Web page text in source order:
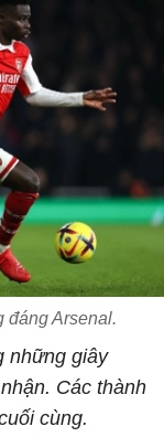
đáng Arsenal.
những giây
Các thành
cùng.